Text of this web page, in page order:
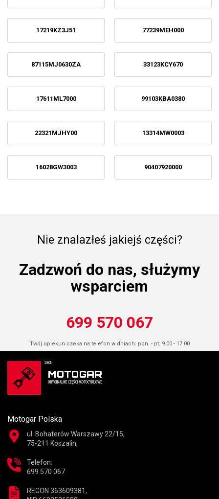
17219KZ3J51 77239MEH000
87115MJ0630ZA 33123KCY670
17611ML7000 99103KBA0380
22321MJHY00 13314MW0003
16028GW3003 90407920000
Nie znalazłeś jakiejś części?
Zadzwoń do nas, służymy
wsparciem
699 570 067
Twój opiekun czeka na telefon w dniach: pon. - pt. 9.00 - 17.00
Motogar Polska
ul. Bohaterów Warszawy 22/15,
75-211 Koszalin,
Telefon:
699 570 067
REGON 363609381,